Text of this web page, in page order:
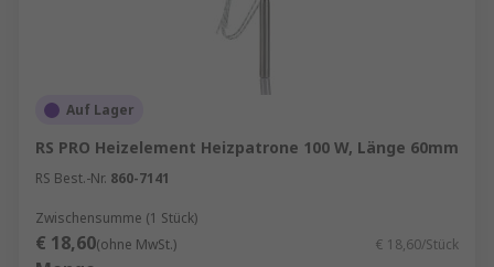
Auf Lager
RS PRO Heizelement Heizpatrone 100 W, Länge 60mm
RS Best.-Nr. 860-7141
Zwischensumme (1 Stück)
€ 18,60(ohne MwSt.) € 18,60/Stück